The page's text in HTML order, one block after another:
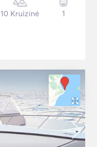
10 Kruizinė 1